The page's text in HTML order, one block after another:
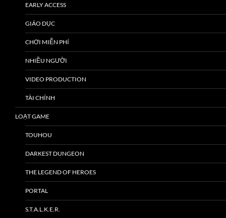
EARLY ACCESS
GIÁO DỤC
CHƠI MIỄN PHÍ
NHIỀU NGƯỜI
VIDEO PRODUCTION
TÀI CHÍNH
LOẠT GAME
TOUHOU
DARKEST DUNGEON
THE LEGEND OF HEROES
PORTAL
S.T.A.L.K.E.R.